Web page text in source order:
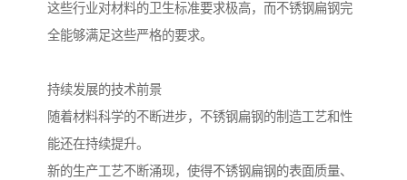
这些行业对材料的卫生标准要求极高，而不锈钢扁钢完
全能够满足这些严格的要求。
持续发展的技术前景
随着材料科学的不断进步，不锈钢扁钢的制造工艺和性
能还在持续提升。
新的生产工艺不断涌现，使得不锈钢扁钢的表面质量、